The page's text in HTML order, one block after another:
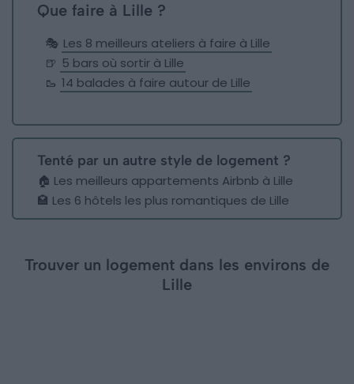
Que faire à Lille ?
🎭 Les 8 meilleurs ateliers à faire à Lille
🍺 5 bars où sortir à Lille
🥾 14 balades à faire autour de Lille
Tenté par un autre style de logement ?
🏠 Les meilleurs appartements Airbnb à Lille
🏩 Les 6 hôtels les plus romantiques de Lille
Trouver un logement dans les environs de
Lille